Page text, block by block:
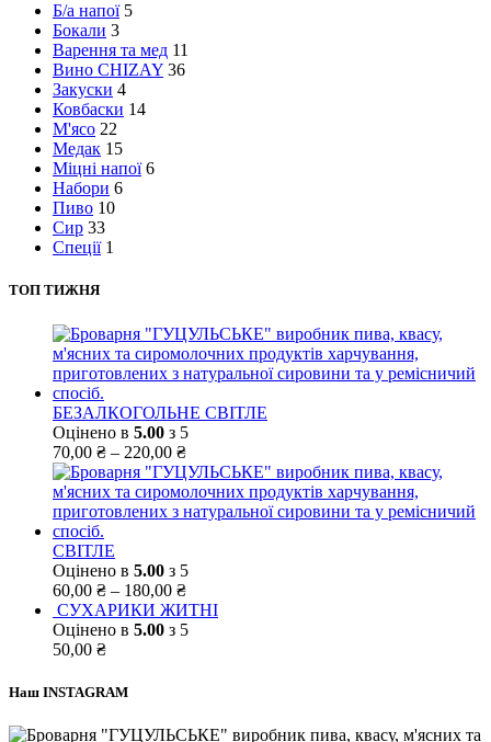
Б/а напої 5
Бокали 3
Варення та мед 11
Вино CHIZAY 36
Закуски 4
Ковбаски 14
М'ясо 22
Медак 15
Міцні напої 6
Набори 6
Пиво 10
Сир 33
Спеції 1
ТОП ТИЖНЯ
БЕЗАЛКОГОЛЬНЕ СВІТЛЕ
Оцінено в 5.00 з 5
70,00 ₴ – 220,00 ₴
СВІТЛЕ
Оцінено в 5.00 з 5
60,00 ₴ – 180,00 ₴
СУХАРИКИ ЖИТНІ
Оцінено в 5.00 з 5
50,00 ₴
Наш INSTAGRAM